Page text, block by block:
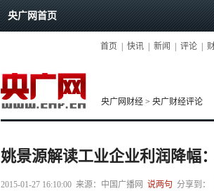
央广网首页
首页 快讯 新闻 评论
央广网财经 > 央广财经评论
姚景源解读工业企业利润降幅
2015-01-27 16:10:00 来源： 中国广播网 说两句 分享到：